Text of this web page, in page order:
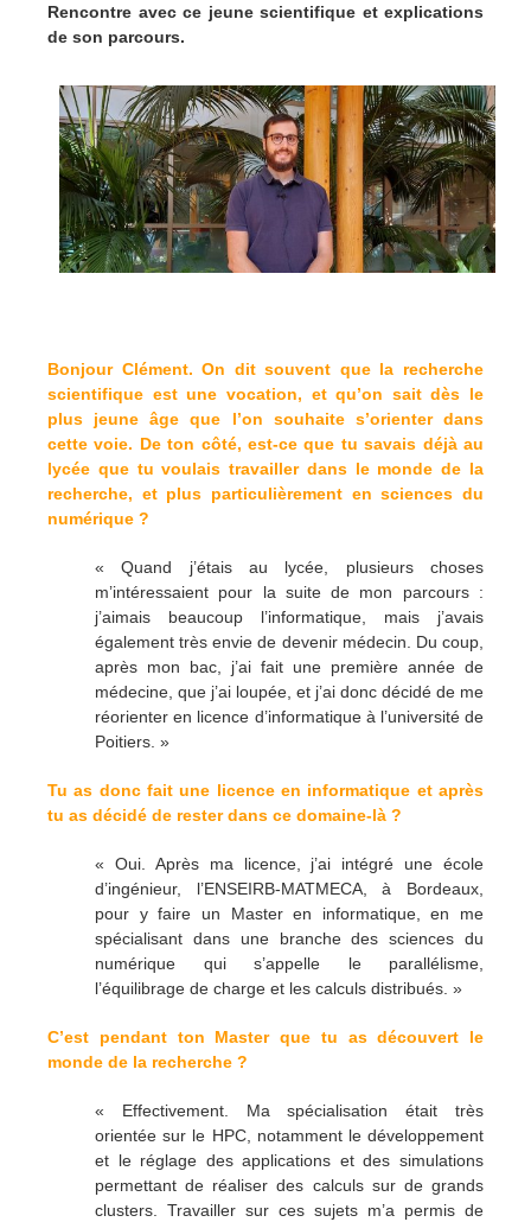
Rencontre avec ce jeune scientifique et explications
de son parcours.
Bonjour Clément. On dit souvent que la recherche
scientifique est une vocation, et qu’on sait dès le
plus jeune âge que l’on souhaite s’orienter dans
cette voie. De ton côté, est-ce que tu savais déjà au
lycée que tu voulais travailler dans le monde de la
recherche, et plus particulièrement en sciences du
numérique ?
« Quand j’étais au lycée, plusieurs choses
m’intéressaient pour la suite de mon parcours :
j’aimais beaucoup l’informatique, mais j’avais
également très envie de devenir médecin. Du coup,
après mon bac, j’ai fait une première année de
médecine, que j’ai loupée, et j’ai donc décidé de me
réorienter en licence d’informatique à l’université de
Poitiers. »
Tu as donc fait une licence en informatique et après
tu as décidé de rester dans ce domaine-là ?
« Oui. Après ma licence, j’ai intégré une école
d’ingénieur, l’ENSEIRB-MATMECA, à Bordeaux,
pour y faire un Master en informatique, en me
spécialisant dans une branche des sciences du
numérique qui s’appelle le parallélisme,
l’équilibrage de charge et les calculs distribués. »
C’est pendant ton Master que tu as découvert le
monde de la recherche ?
« Effectivement. Ma spécialisation était très
orientée sur le HPC, notamment le développement
et le réglage des applications et des simulations
permettant de réaliser des calculs sur de grands
clusters. Travailler sur ces sujets m’a permis de